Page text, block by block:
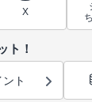
X
ト！
ト